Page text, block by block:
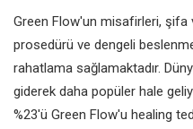
Green Flow'un misafirleri, şifa
prosedürü ve dengeli
rahatlama sağlamaktadır.
giderek daha popüler hale
%23'ü Green Flow'u healing